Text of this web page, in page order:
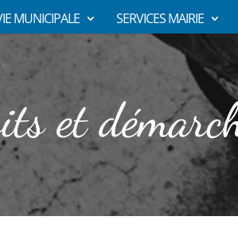
MUNICIPALE SERVICES MAIRIE
et